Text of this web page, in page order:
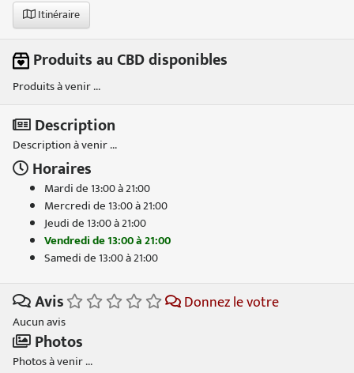
Itinéraire
Produits au CBD disponibles
Produits à venir ...
Description
Description à venir ...
Horaires
Mardi de 13:00 à 21:00
Mercredi de 13:00 à 21:00
Jeudi de 13:00 à 21:00
Vendredi de 13:00 à 21:00
Samedi de 13:00 à 21:00
Avis Donnez le votre
Aucun avis
Photos
Photos à venir ...